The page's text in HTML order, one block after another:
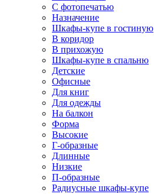
С фотопечатью
Назначение
Шкафы-купе в гостиную
В коридор
В прихожую
Шкафы-купе в спальню
Детские
Офисные
Для книг
Для одежды
На балкон
Форма
Высокие
Г-образные
Длинные
Низкие
П-образные
Радиусные шкафы-купе